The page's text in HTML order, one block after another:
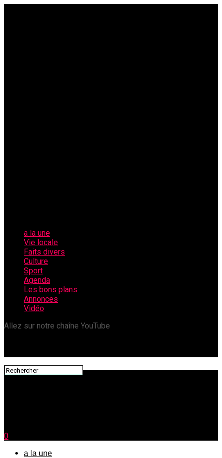
a la une
Vie locale
Faits divers
Culture
Sport
Agenda
Les bons plans
Annonces
Vidéo
Allez sur notre chaîne YouTube
0
a la une